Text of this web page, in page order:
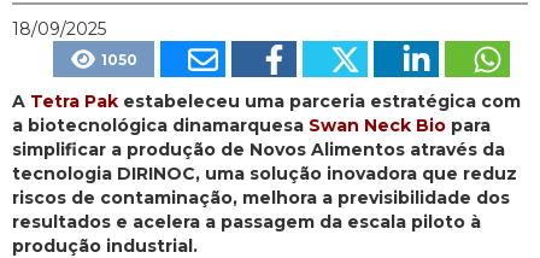
18/09/2025
1050
A Tetra Pak estabeleceu uma parceria estratégica com
a biotecnológica dinamarquesa Swan Neck Bio para
simplificar a produção de Novos Alimentos através da
tecnologia DIRINOC, uma solução inovadora que reduz
riscos de contaminação, melhora a previsibilidade dos
resultados e acelera a passagem da escala piloto à
produção industrial.